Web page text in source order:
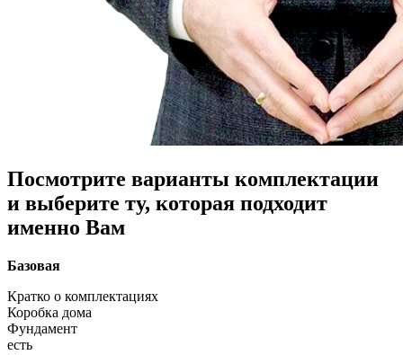
Посмотрите варианты комплектации
и выберите ту, которая подходит
именно Вам
Базовая
Кратко о комплектациях
Коробка дома
Фундамент
есть